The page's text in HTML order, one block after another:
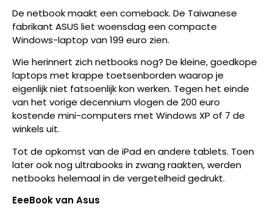
De netbook maakt een comeback. De Taiwanese
fabrikant ASUS liet woensdag een compacte
Windows-laptop van 199 euro zien.
Wie herinnert zich netbooks nog? De kleine, goedkope
laptops met krappe toetsenborden waarop je
eigenlijk niet fatsoenlijk kon werken. Tegen het einde
van het vorige decennium vlogen de 200 euro
kostende mini-computers met Windows XP of 7 de
winkels uit.
Tot de opkomst van de iPad en andere tablets. Toen
later ook nog ultrabooks in zwang raakten, werden
netbooks helemaal in de vergetelheid gedrukt.
EeeBook van Asus